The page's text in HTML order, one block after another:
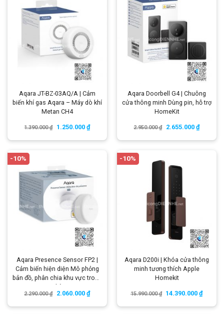
Aqara JT-BZ-03AQ/A | Cảm
biến khí gas Aqara – Máy dò khí
Metan CH4
1.390.000₫ 1.250.000 ₫
Aqara Doorbell G4 | Chuông
cửa thông minh Dùng pin, hỗ trợ
HomeKit
2.950.000₫ 2.655.000 ₫
-10%
Aqara Presence Sensor FP2 |
Cảm biến hiện diện Mô phỏng
bản đồ, phân chia khu vực trong
nhà
2.290.000₫ 2.060.000 ₫
-10%
Aqara D200i | Khóa cửa thông
minh tương thích Apple
Homekit
15.990.000₫ 14.390.000₫